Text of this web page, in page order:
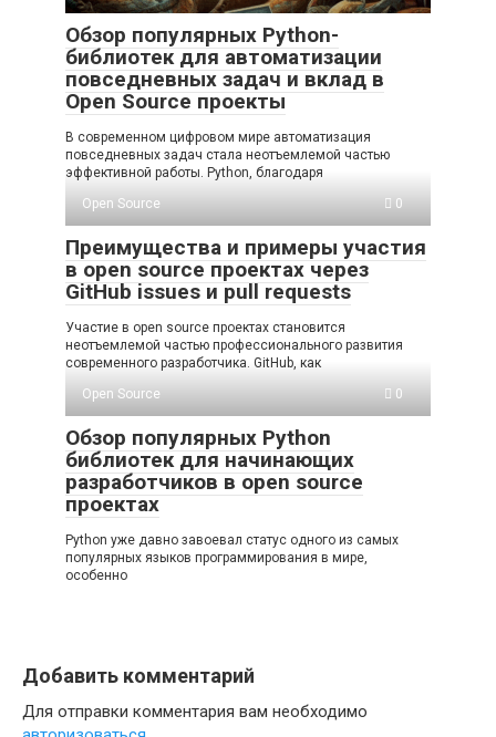
Обзор популярных Python-
библиотек для автоматизации
повседневных задач и вклад в
Open Source проекты
В современном цифровом мире автоматизация
повседневных задач стала неотъемлемой частью
эффективной работы. Python, благодаря
Open Source
0
Преимущества и примеры участия
в open source проектах через
GitHub issues и pull requests
Участие в open source проектах становится
неотъемлемой частью профессионального развития
современного разработчика. GitHub, как
Open Source
0
Обзор популярных Python
библиотек для начинающих
разработчиков в open source
проектах
Python уже давно завоевал статус одного из самых
популярных языков программирования в мире,
особенно
Добавить комментарий
Для отправки комментария вам необходимо